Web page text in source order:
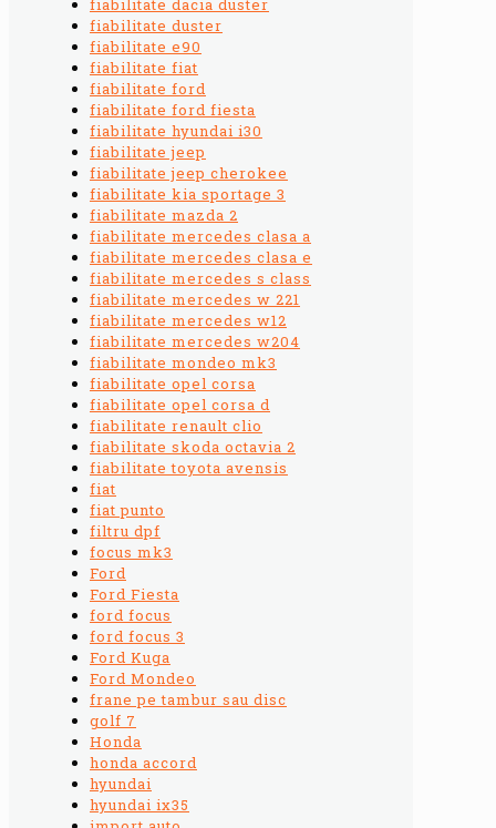
fiabilitate dacia duster
fiabilitate duster
fiabilitate e90
fiabilitate fiat
fiabilitate ford
fiabilitate ford fiesta
fiabilitate hyundai i30
fiabilitate jeep
fiabilitate jeep cherokee
fiabilitate kia sportage 3
fiabilitate mazda 2
fiabilitate mercedes clasa a
fiabilitate mercedes clasa e
fiabilitate mercedes s class
fiabilitate mercedes w 221
fiabilitate mercedes w12
fiabilitate mercedes w204
fiabilitate mondeo mk3
fiabilitate opel corsa
fiabilitate opel corsa d
fiabilitate renault clio
fiabilitate skoda octavia 2
fiabilitate toyota avensis
fiat
fiat punto
filtru dpf
focus mk3
Ford
Ford Fiesta
ford focus
ford focus 3
Ford Kuga
Ford Mondeo
frane pe tambur sau disc
golf 7
Honda
honda accord
hyundai
hyundai ix35